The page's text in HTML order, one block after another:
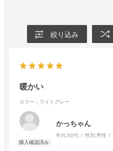
絞り込み
暖かい
カラー：ライトグレー
かっちゃん
年代:60代 性別:男性